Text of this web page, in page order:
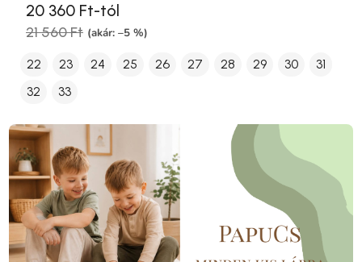
20 360 Ft-tól
21 560 Ft (akár: –5 %)
22 23 24 25 26 27 28 29 30
31
32
33